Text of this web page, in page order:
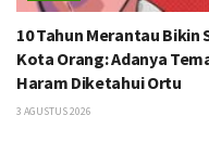
10 Tahun Merantau Bikin
Kota Orang: Adanya
Haram Diketahui Ortu
3 AGUSTUS 2026